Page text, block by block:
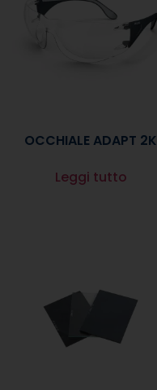
OCCHIALE ADAPT 2K
Leggi tutto